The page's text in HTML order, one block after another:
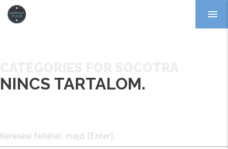
menu
NINCS TARTALOM.